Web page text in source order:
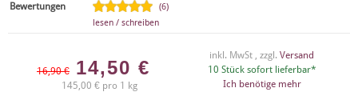
Bewertungen
(6)
lesen / schreiben
16,90 € 14,50 €
145,00 € pro 1 kg
inkl. MwSt , zzgl. Versand
10 Stück sofort lieferbar*
Ich benötige mehr